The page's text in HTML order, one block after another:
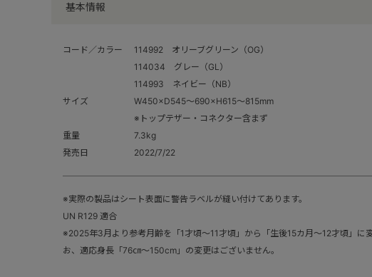
基本情報
コード／カラー
114992 オリーブグリーン（OG）
114034 グレー（GL）
114993 ネイビー（NB）
サイズ
W450×D545～690×H615～815mm
※トップテザー・コネクター含まず
重量
7.3kg
発売日
2022/7/22
※実際の製品はシート表面に警告ラベルが縫い付けてあります。
UN R129 適合
※2025年3月より参考月齢を「1才頃～11才頃」から「生後15カ月～12才頃」に
お、適応身長「76㎝～150cm」の変更はございません。